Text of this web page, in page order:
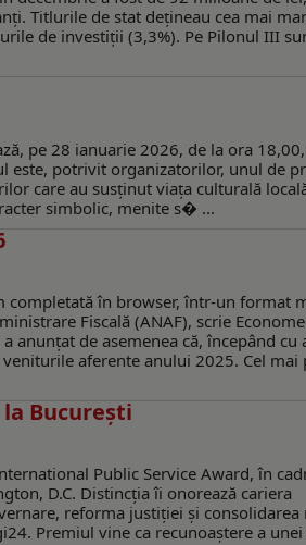
Titlurile de stat dețineau cea mai
de investiții (3,3%). Pe Pilonul III
pe 28 ianuarie 2026, de la ora
este, potrivit organizatorilor, unul de
care au susținut viața culturală
simbolic, menite s� ...
completată în browser, într-un format
Fiscală (ANAF), scrie
anunțat de asemenea că, începând cu
aferente anului 2025. Cel mai
București
Public Service Award, în
D.C. Distincția îi onorează cariera
reforma justiției și consolidarea
Premiul vine ca recunoaștere a unei